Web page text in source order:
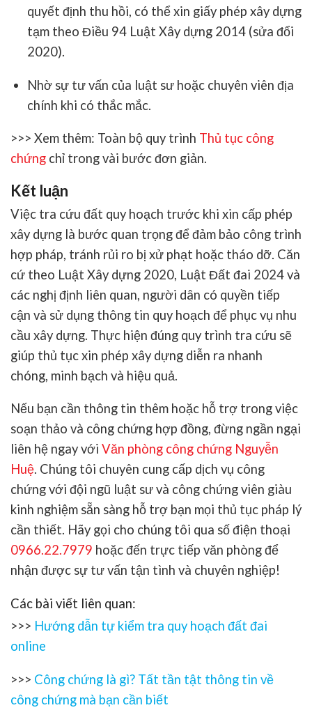
quyết định thu hồi, có thể xin giấy phép xây dựng
tạm theo Điều 94 Luật Xây dựng 2014 (sửa đổi
2020).
Nhờ sự tư vấn của luật sư hoặc chuyên viên địa
chính khi có thắc mắc.
>>> Xem thêm: Toàn bộ quy trình Thủ tục công
chứng chỉ trong vài bước đơn giản.
Kết luận
Việc tra cứu đất quy hoạch trước khi xin cấp phép
xây dựng là bước quan trọng để đảm bảo công trình
hợp pháp, tránh rủi ro bị xử phạt hoặc tháo dỡ. Căn
cứ theo Luật Xây dựng 2020, Luật Đất đai 2024 và
các nghị định liên quan, người dân có quyền tiếp
cận và sử dụng thông tin quy hoạch để phục vụ nhu
cầu xây dựng. Thực hiện đúng quy trình tra cứu sẽ
giúp thủ tục xin phép xây dựng diễn ra nhanh
chóng, minh bạch và hiệu quả.
Nếu bạn cần thông tin thêm hoặc hỗ trợ trong việc
soạn thảo và công chứng hợp đồng, đừng ngần ngại
liên hệ ngay với Văn phòng công chứng Nguyễn
Huệ. Chúng tôi chuyên cung cấp dịch vụ công
chứng với đội ngũ luật sư và công chứng viên giàu
kinh nghiệm sẵn sàng hỗ trợ bạn mọi thủ tục pháp lý
cần thiết. Hãy gọi cho chúng tôi qua số điện thoại
0966.22.7979 hoặc đến trực tiếp văn phòng để
nhận được sự tư vấn tận tình và chuyên nghiệp!
Các bài viết liên quan:
>>> Hướng dẫn tự kiểm tra quy hoạch đất đai
online
>>> Công chứng là gì? Tất tần tật thông tin về
công chứng mà bạn cần biết